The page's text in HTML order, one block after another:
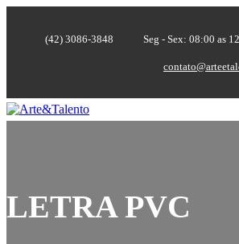
(42) 3086-3848 Seg - Sex: 08:00 as
LETRA PVC